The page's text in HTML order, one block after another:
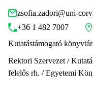
zsofia.zadori@uni-
+36 1 482 7007
Kutatástámogató
Rektori Szervezet /
felelős rh. / Egyetemi